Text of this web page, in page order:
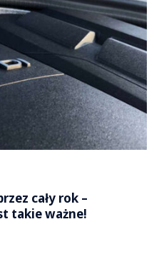
cały rok –
takie ważne!